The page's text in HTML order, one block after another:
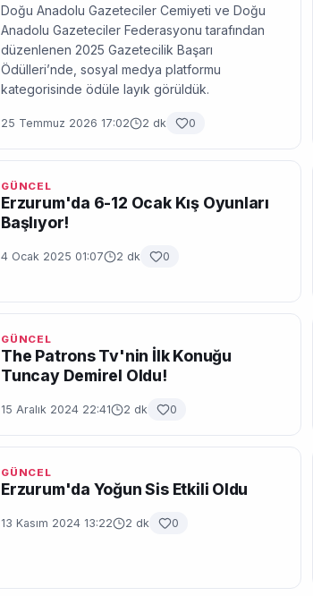
Doğu Anadolu Gazeteciler Cemiyeti ve Doğu
Anadolu Gazeteciler Federasyonu tarafından
düzenlenen 2025 Gazetecilik Başarı
Ödülleri’nde, sosyal medya platformu
kategorisinde ödüle layık görüldük.
25 Temmuz 2026 17:02 2 dk 0
GÜNCEL
Erzurum'da 6-12 Ocak Kış Oyunları
Başlıyor!
4 Ocak 2025 01:07 2 dk 0
GÜNCEL
The Patrons Tv'nin İlk Konuğu
Tuncay Demirel Oldu!
15 Aralık 2024 22:41 2 dk 0
GÜNCEL
Erzurum'da Yoğun Sis Etkili Oldu
13 Kasım 2024 13:22 2 dk 0